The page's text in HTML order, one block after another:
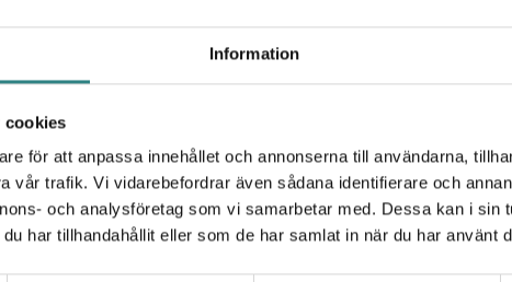
Information
cookies
för att anpassa innehållet och annonserna till användarna,
vår trafik. Vi vidarebefordrar även sådana identifierare och
och analysföretag som vi samarbetar med. Dessa kan i sin
har tillhandahållit eller som de har samlat in när du har använt